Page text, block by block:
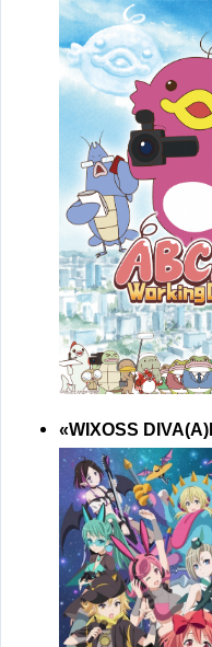
«WIXOSS